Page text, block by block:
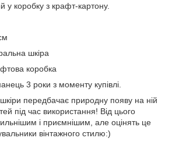
у коробку з крафт-картону.
шкіра
коробка
3 роки з моменту купівлі.
шкіри передбачає природну появу на ній
під час використання! Від цього
і приємнішим, але оцінять це
вінтажного стилю:)